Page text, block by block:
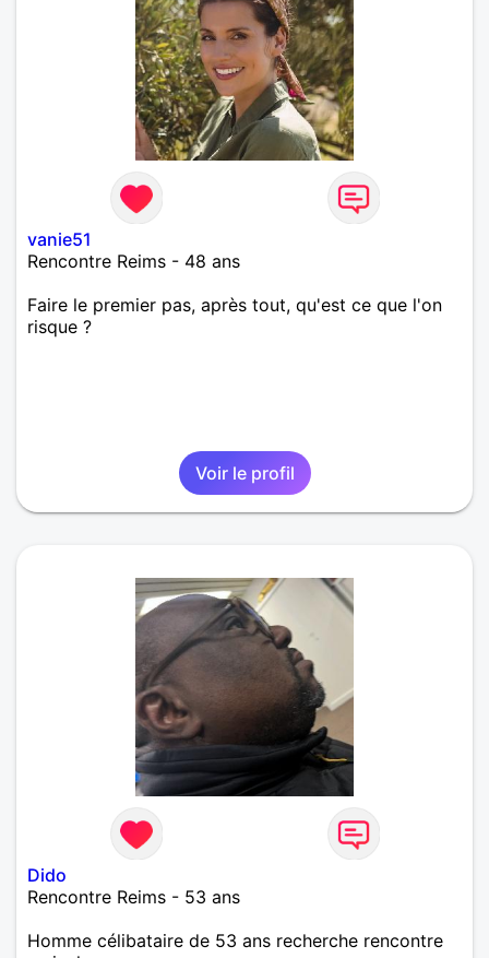
vanie51
Rencontre Reims - 48 ans
Faire le premier pas, après tout, qu'est ce que l'on
risque ?
Voir le profil
Dido
Rencontre Reims - 53 ans
Homme célibataire de 53 ans recherche rencontre